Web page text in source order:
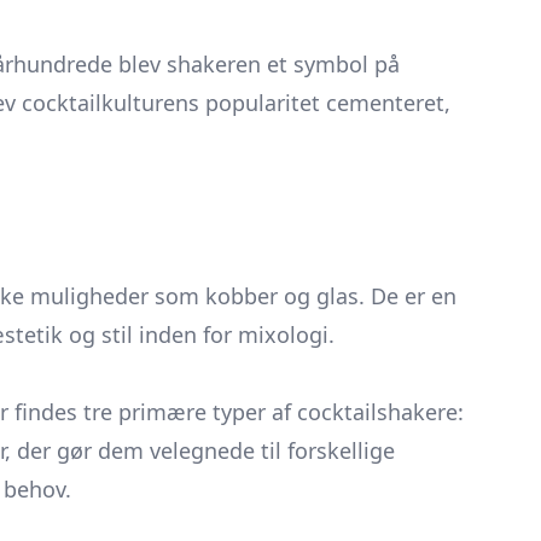
blev shakeren et symbol på
cocktailkulturens popularitet cementeret,
muligheder som kobber og glas. De er en
og stil inden for mixologi.
findes tre primære typer af cocktailshakere:
der gør dem velegnede til forskellige